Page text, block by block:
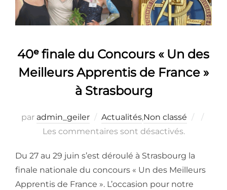
40ᵉ finale du Concours « Un des
Meilleurs Apprentis de France »
à Strasbourg
par admin_geiler Actualités,Non classé
Publié
Les commentaires sont désactivés.
Du 27 au 29 juin s’est déroulé à Strasbourg la
finale nationale du concours « Un des Meilleurs
Apprentis de France ». L’occasion pour notre